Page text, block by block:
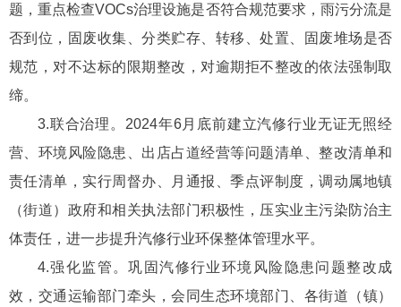
题，重点检查VOCs治理设施是否符合规范要求，雨污分流是
否到位，固废收集、分类贮存、转移、处置、固废堆场是否
规范，对不达标的限期整改，对逾期拒不整改的依法强制取
缔。
3.联合治理。2024年6月底前建立汽修行业无证无照经
营、环境风险隐患、出店占道经营等问题清单、整改清单和
责任清单，实行周督办、月通报、季点评制度，调动属地镇
（街道）政府和相关执法部门积极性，压实业主污染防治主
体责任，进一步提升汽修行业环保整体管理水平。
4.强化监管。巩固汽修行业环境风险隐患问题整改成
效，交通运输部门牵头，会同生态环境部门、各街道（镇）